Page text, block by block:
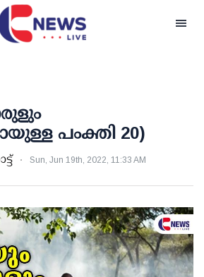
പംക്തി 20)
Sun, Jun 19th, 2022, 11:33 AM